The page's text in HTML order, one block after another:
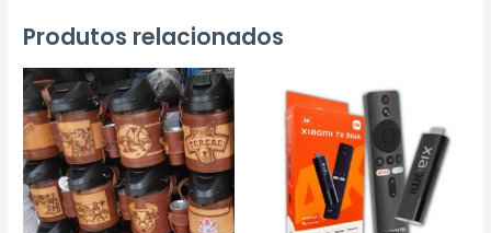
Produtos relacionados